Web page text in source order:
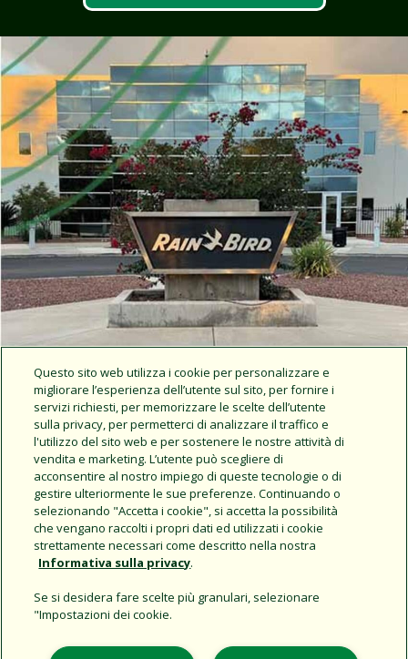
Rain Bird News
Questo sito web utilizza i cookie per personalizzare e
migliorare l’esperienza dell’utente sul sito, per fornire i
servizi richiesti, per memorizzare le scelte dell’utente
sulla privacy, per permetterci di analizzare il traffico e
l'utilizzo del sito web e per sostenere le nostre attività di
vendita e marketing. L’utente può scegliere di
acconsentire al nostro impiego di queste tecnologie o di
gestire ulteriormente le sue preferenze. Continuando o
selezionando "Accetta i cookie", si accetta la possibilità
che vengano raccolti i propri dati ed utilizzati i cookie
strettamente necessari come descritto nella nostra
Informativa sulla privacy.
Se si desidera fare scelte più granulari, selezionare
"Impostazioni dei cookie.